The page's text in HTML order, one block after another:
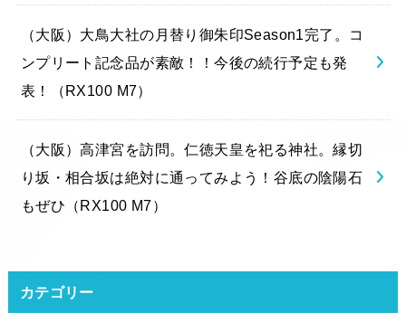
（大阪）大鳥大社の月替り御朱印Season1完了。コ
ンプリート記念品が素敵！！今後の続行予定も発
表！（RX100 M7）
（大阪）高津宮を訪問。仁徳天皇を祀る神社。縁切
り坂・相合坂は絶対に通ってみよう！谷底の陰陽石
もぜひ（RX100 M7）
カテゴリー